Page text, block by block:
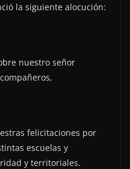
la siguiente alocución:
nuestro señor
felicitaciones por
escuelas y
y territoriales.